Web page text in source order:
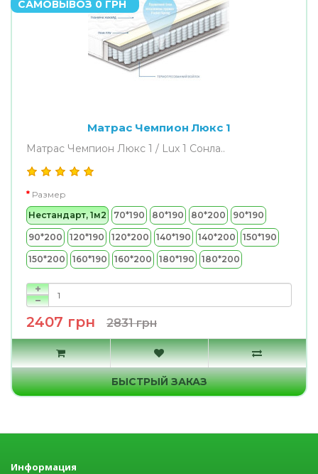
САМОВЫВОЗ 0 ГРН
Матрас Чемпион Люкс 1
Матрас Чемпион Люкс 1 / Lux 1 Сонла..
Размер
Нестандарт, 1м2
70*190 80*190 80*200 90*190
90*200 120*190 120*200 140*190 140*200 150*190
150*200 160*190 160*200 180*190 180*200
2407 грн 2831 грн
БЫСТРЫЙ ЗАКАЗ
Информация